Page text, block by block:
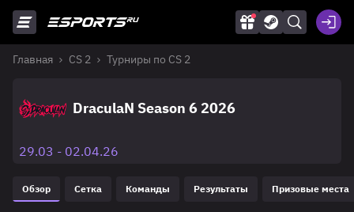
Главная CS 2 Турниры по CS 2
DraculaN Season 6 2026
29.03 - 02.04.26
Обзор Сетка Команды Результаты Призовые места